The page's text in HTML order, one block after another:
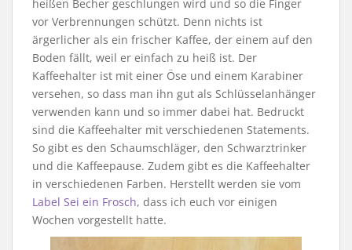
heißen Becher geschlungen wird und so die Finger
vor Verbrennungen schützt. Denn nichts ist
ärgerlicher als ein frischer Kaffee, der einem auf den
Boden fällt, weil er einfach zu heiß ist. Der
Kaffeehalter ist mit einer Öse und einem Karabiner
versehen, so dass man ihn gut als Schlüsselanhänger
verwenden kann und so immer dabei hat. Bedruckt
sind die Kaffeehalter mit verschiedenen Statements.
So gibt es den Schaumschläger, den Schwarztrinker
und die Kaffeepause. Zudem gibt es die Kaffeehalter
in verschiedenen Farben. Herstellt werden sie vom
Label Sei ein Frosch, dass ich euch vor einigen
Wochen vorgestellt hatte.